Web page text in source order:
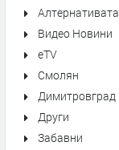
Алтернативата
Видео Новини
eTV
Смолян
Димитровград
Други
Забавни